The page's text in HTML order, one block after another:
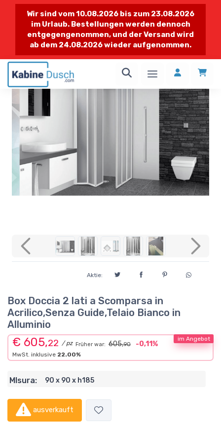
Wir sind vom 10.08.2026 bis zum 23.08.2026
im Urlaub. Bestellungen werden dennoch
entgegengenommen, und der Versand wird
ab dem 24.08.2026 wieder aufgenommen.
Previous Next
Aktie:
Box Doccia 2 lati a Scomparsa in
Acrilico,Senza Guide,Telaio Bianco in
Alluminio
im Angebot
€ 605,22 / pz Früher war: 605,90 -0,11%
MwSt. inklusive 22.00%
MIsura: 90 x 90 x h185
ausverkauft